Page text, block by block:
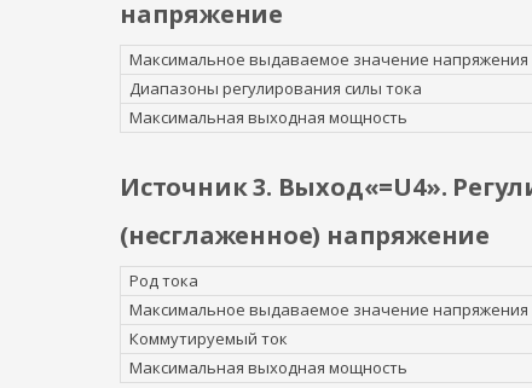
напряжение
Максимальное выдаваемое значение напряжения
Диапазоны регулирования силы тока
Максимальная выходная мощность
Источник 3. Выход«=U4».
(несглаженное) напряжение
Род тока
Максимальное выдаваемое значение напряжения
Коммутируемый ток
Максимальная выходная мощность